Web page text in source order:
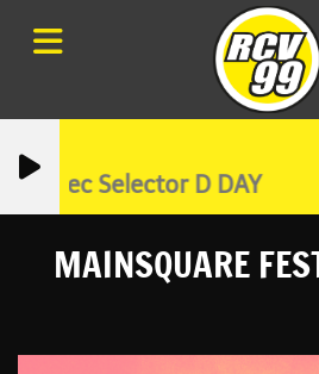
avec Selector D DAY
MAINSQUARE